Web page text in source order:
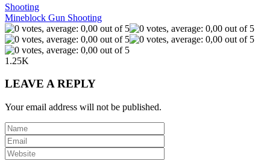
Shooting
Mineblock Gun Shooting
1.25K
LEAVE A REPLY
Your email address will not be published.